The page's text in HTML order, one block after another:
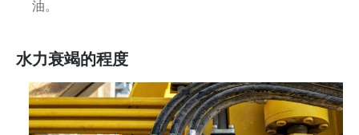
油。
水力衰竭的程度